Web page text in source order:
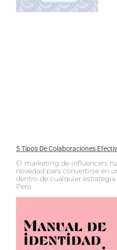
5 Tipos De Colaboraciones
El marketing de influencers
novedad para convertirse en
dentro de cualquier
Pero